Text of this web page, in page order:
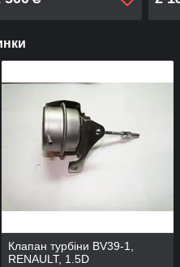
Клапан турбіни BV39-1,
RENAULT, 1.5D